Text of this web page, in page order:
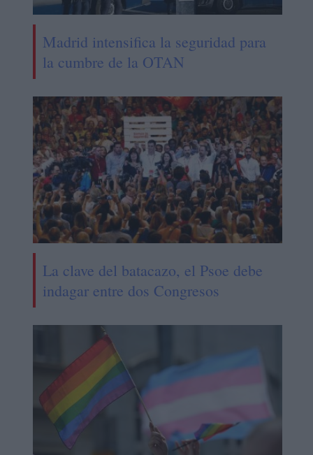
Madrid intensifica la seguridad para
la cumbre de la OTAN
La clave del batacazo, el Psoe debe
indagar entre dos Congresos